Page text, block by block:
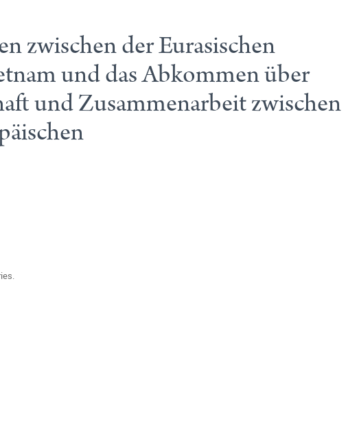
zwischen der Eurasischen
und das Abkommen über
und Zusammenarbeit zwischen